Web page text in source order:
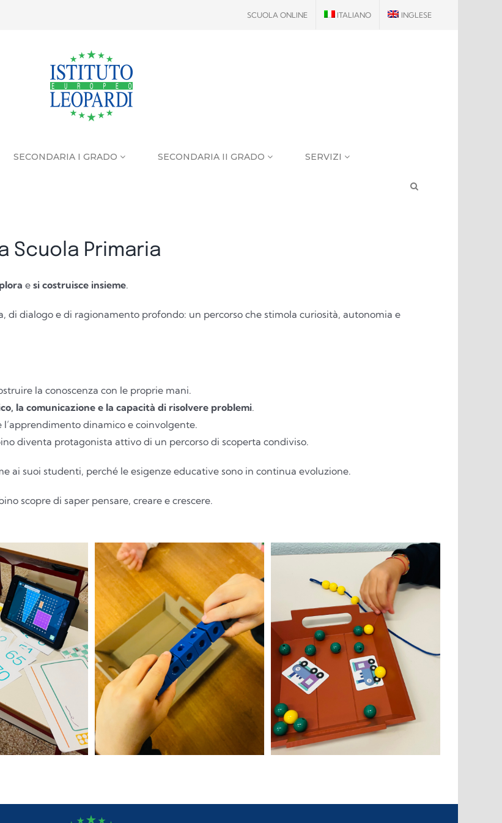
SCUOLA ONLINE ITALIANO INGLESE
SECONDARIA I GRADO SECONDARIA II GRADO SERVIZI
Scuola Primaria
e si costruisce insieme.
dialogo e di ragionamento profondo: un percorso che stimola curiosità, autonomia e
la conoscenza con le proprie mani.
la comunicazione e la capacità di risolvere problemi.
dinamico e coinvolgente.
diventa protagonista attivo di un percorso di scoperta condiviso.
ai suoi studenti, perché le esigenze educative sono in continua evoluzione.
scopre di saper pensare, creare e crescere.